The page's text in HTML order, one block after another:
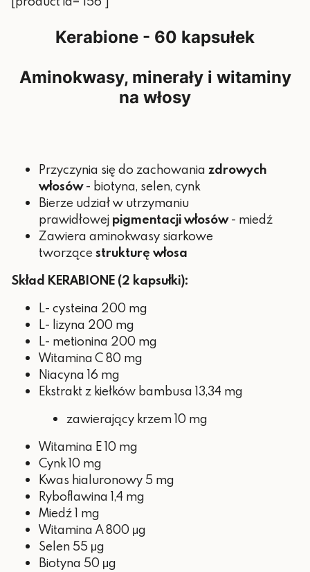
50 μg (100%
BIOCELL BEAUTY SHOTS
Dzienna porcja (1 fiolka) zawiera:
Składnik
Hydrolizowany kolagen
Witamina C
Ekstrakt z nasion winogron
- w tym OPC
Kwas hialuronowy
12,5 mg
Witamina E
Cynk
Kwas pantotenowy
Witamina B6
Ryboflawina
Kerabione - 60 kapsułek
Aminokwasy, minerały i witaminy
na włosy
Przyczynia się do zachowania zdrowych
włosów- biotyna, selen, cynk
Bierze udział w utrzymaniu
prawidłowej pigmentacji włosów- miedź
Zawiera aminokwasy siarkowe
tworzącestrukturę włosa
Skład KERABIONE (2 kapsułki):
L- cysteina 200 mg
L- lizyna 200 mg
L- metionina 200 mg
Witamina C 80 mg
Niacyna 16 mg
Ekstrakt z kiełków bambusa 13,34 mg
zawierający krzem 10 mg
Witamina E 10 mg
Cynk 10 mg
Kwas hialuronowy 5 mg
Ryboflawina 1,4 mg
Miedź 1 mg
Witamina A 800 μg
Selen 55 μg
Biotyna 50 μg